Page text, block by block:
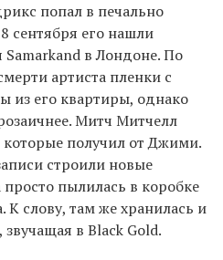
попал в печально
сентября его нашли
в Лондоне. По
артиста пленки с
из его квартиры, однако
Митч Митчелл
которые получил от Джими.
строили новые
пылилась в коробке
К слову, там же хранилась и
в Black Gold.